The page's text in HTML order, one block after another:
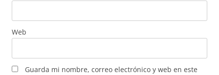
Web
Guarda mi nombre, correo electrónico y web en este